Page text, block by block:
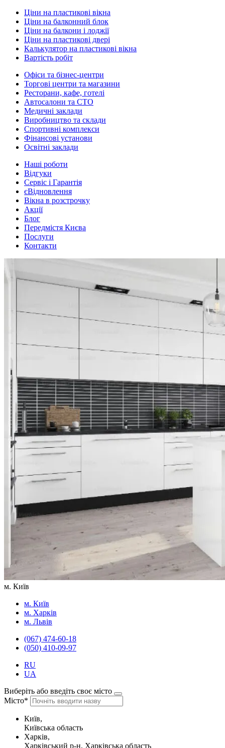
Ціни на пластикові вікна
Ціни на балконний блок
Ціни на балкони і лоджії
Ціни на пластикові двері
Калькулятор на пластикові вікна
Вартість робіт
Офіси та бізнес-центри
Торгові центри та магазини
Ресторани, кафе, готелі
Автосалони та СТО
Медичні заклади
Виробництво та склади
Спортивні комплекси
Фінансові установи
Освітні заклади
Наші роботи
Відгуки
Сервіс і Гарантія
єВідновлення
Вікна в розстрочку
Акції
Блог
Передмістя Києва
Послуги
Контакти
м. Київ
м. Київ
м. Харків
м. Львів
(067) 474-60-18
(050) 410-09-97
RU
UA
Виберіть або введіть своє місто
Місто*
Київ,
Київська область
Харків,
Харківський р-н, Харківська область